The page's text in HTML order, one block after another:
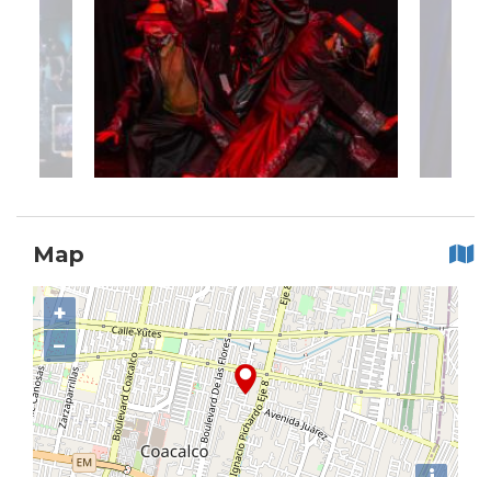
Map
+
−